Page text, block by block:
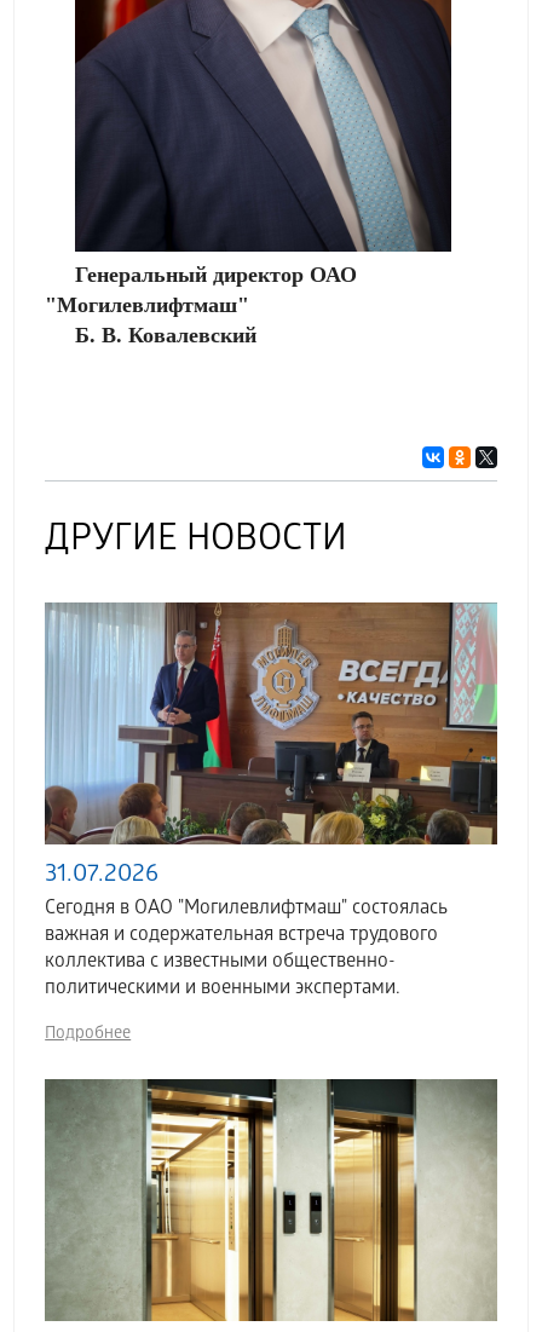
Генеральный директор ОАО
"Могилевлифтмаш"
Б. В. Ковалевский
ДРУГИЕ НОВОСТИ
31.07.2026
Сегодня в ОАО "Могилевлифтмаш" состоялась
важная и содержательная встреча трудового
коллектива с известными общественно-
политическими и военными экспертами.
Подробнее